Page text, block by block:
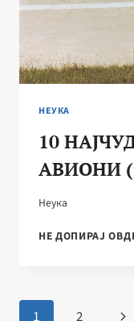
НЕУКА
10
АВИОНИ
Неука
НЕ ДОПИРАЈ
Page Next